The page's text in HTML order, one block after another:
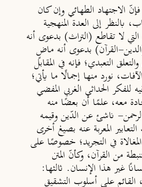
الاجتهاد الطهائي وإن كان
بالنظر إلى العدة المنهجية
التي لا تقاطع (التراث) بدعوى أنه
القرآن) بدعوى أنه ماضٍ
التعبدي؛ فإنه في المقابل
نورد منها إجمالًا ما يأتي؛
للفكر الحداثي الغربي المفضي
معه، علمًا أن بعضًا منه
ناشئ عن الدّين وقيمه
المعربة عنه بصيغ أخرى
في التجريد؛ خصوصًا على
من القرآن، وكأنّ المتن
غير هذا الإنسان. ثالثها:
القائم على أسلوب التشقيق